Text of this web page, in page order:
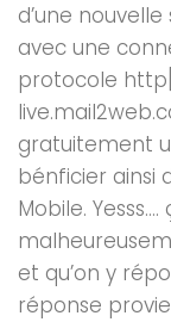
d’une
avec une
protocole
gratuitement
bénficier ainsi
Mobile.
et qu’on y
réponse